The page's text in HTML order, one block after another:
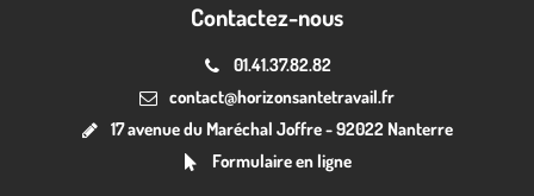
Contactez-nous
01.41.37.82.82
contact@horizonsantetravail.fr
17 avenue du Maréchal Joffre - 92022 Nanterre
Formulaire en ligne